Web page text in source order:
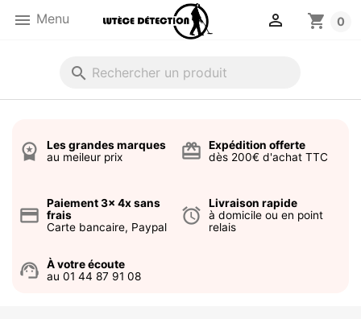
 Menu shopping_cart 0

search
workspace_premium
Les grandes marques
au meileur prix
card_giftcard
Expédition offerte
dès 200€ d'achat TTC
credit_card
Paiement 3x 4x sans
frais
Carte bancaire, Paypal
alarm
Livraison rapide
à domicile ou en point
relais
support_agent
À votre écoute
au 01 44 87 91 08